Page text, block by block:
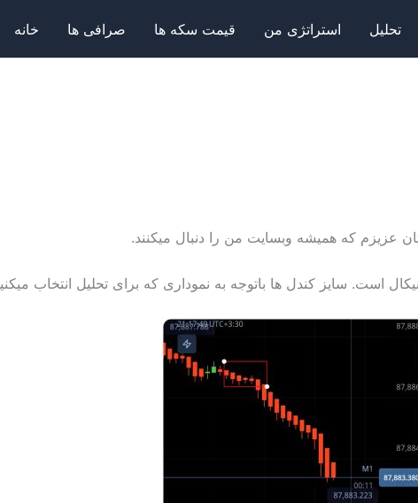
تحلیل استراتژی من قیمت سکه ها صرافی ها خانه
عزیزم که همیشه وبسایت من را دنبال میکنند.
است. سایز کندل ها باتوجه به نموداری که برای تحلیل انتخاب